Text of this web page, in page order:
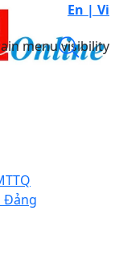
En | Vi
menu visibility
Đảng